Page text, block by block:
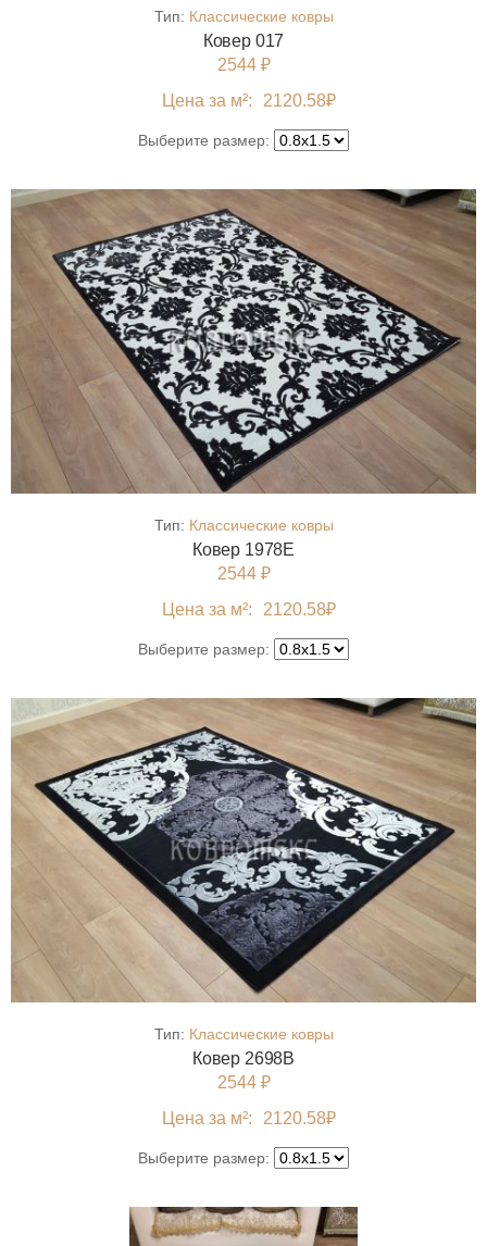
Тип: Классические ковры
Ковер 017
2544 ₽
Цена за м²:
2120.58₽
Выберите размер:
Тип: Классические ковры
Ковер 1978E
2544 ₽
Цена за м²:
2120.58₽
Выберите размер:
Тип: Классические ковры
Ковер 2698B
2544 ₽
Цена за м²:
2120.58₽
Выберите размер: